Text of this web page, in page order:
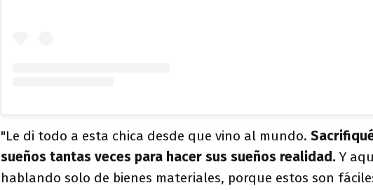
"Le di todo a esta chica desde que vino al mundo.
sueños tantas veces para hacer sus sueños realidad. Y
hablando solo de bienes materiales, porque estos son